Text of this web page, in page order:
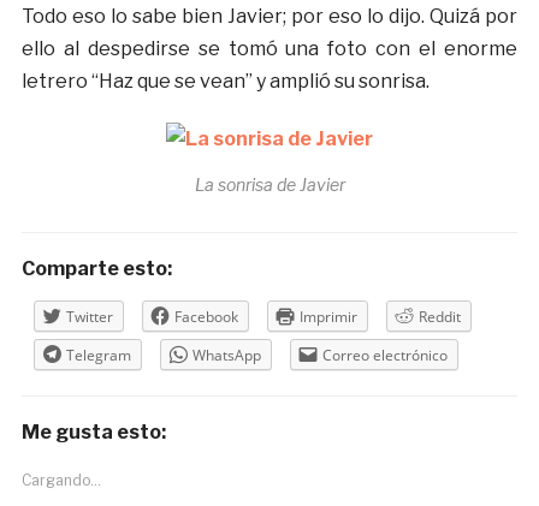
Todo eso lo sabe bien Javier; por eso lo dijo. Quizá por
ello al despedirse se tomó una foto con el enorme
letrero “Haz que se vean” y amplió su sonrisa.
La sonrisa de Javier
Comparte esto:
Twitter Facebook Imprimir
Reddit
Telegram
WhatsApp Correo electrónico
Me gusta esto:
Cargando...